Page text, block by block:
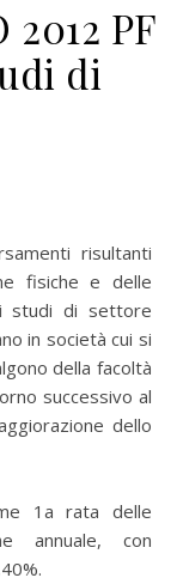
PF
di
risultanti
fisiche e delle
studi di settore
in società cui si
della facoltà
successivo al
dello
1a rata delle
annuale, con